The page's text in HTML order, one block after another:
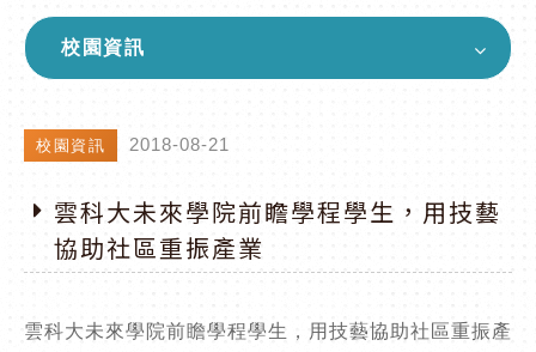
校園資訊
校園資訊 2018-08-21
雲科大未來學院前瞻學程學生，用技藝
協助社區重振產業
雲科大未來學院前瞻學程學生，用技藝協助社區重振產